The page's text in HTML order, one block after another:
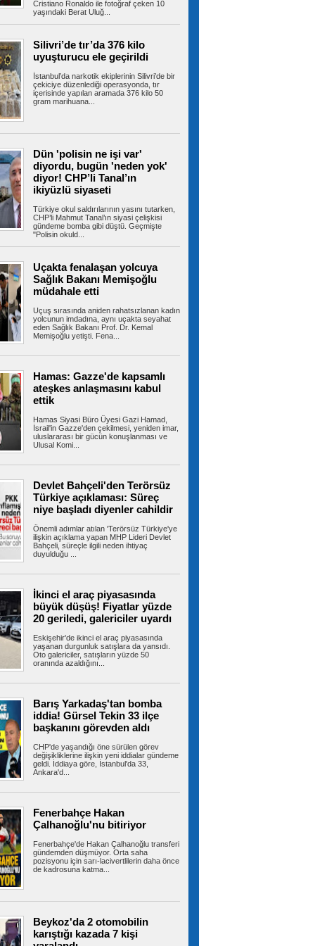
için dev yatırım
Kartal Belediyesi, kent yaşamı ile can dostların
kalitesini artıracak...
Ahbap soruşturmasında MASAK
tek tek incelendi! Kim ne kadar
Cumhuriyet Başsavcılığı'nın yürüttüğü
soruşturması kapsamında...
LGS'de İstanbul'un en yüksek
20 lisesi belli oldu
Geçiş Sistemi (LGS) ilk yerleştirme
açıklanmasının...
Milyonlarca emeklinin maaşında
yapılacak! Tutar netleşti
Güvenlik Kurumu'nun yılbaşından bu
uyguladığı geçmişe dönük prim...
İzmir Otogarı için tahliye kararı!
son noktayı koydu
Beylikdüzü’nde uyuşturucu
62 kilo eroin ve metamfetamin
geçirildi
Beylikdüzü ilçesinde iki ev ve bir
polis ekiplerince...
İstanbul'da tahliye edilen bina
4 katlı boş bir bina çöktü.
Yaralının olmadığı öğrenilirken,...
Şehit ve gazilere yeni haklar
kanun teklifi komisyondan geçti
İttifakı tarafından hazırlanan ve
sunulan şehit ve gazilere yeni...
yıktı!
3. eleme turu ilk maçında...
Avcılar’da otomobil ile çarpışan
sürücüsü ağır yaralandı
otomobil ile çarpışan motosikletin
ağır yaralandı....
2 yaralı
İzmir Otoyolu Orhangazi Tüneli'nde
kamyona arkadan çarptığı...
Ümraniye Belediyesi'nden
gençlere yönelik projeler
Belediyesi, gençlerin üniversite
Cristiano Ronaldo ile fotoğraf çeken 10
yaşındaki Berat Uluğ...
Silivri’de tır’da 376 kilo
uyuşturucu ele geçirildi
İstanbul’da narkotik ekiplerinin Silivri’de bir
çekiciye düzenlediği operasyonda, tır
içerisinde yapılan aramada 376 kilo 50
gram marihuana...
Dün 'polisin ne işi var'
diyordu, bugün 'neden yok'
diyor! CHP’li Tanal’ın
ikiyüzlü siyaseti
Türkiye okul saldırılarının yasını tutarken,
CHP’li Mahmut Tanal’ın siyasi çelişkisi
gündeme bomba gibi düştü. Geçmişte
"Polisin okuld...
Uçakta fenalaşan yolcuya
Sağlık Bakanı Memişoğlu
müdahale etti
Uçuş sırasında aniden rahatsızlanan kadın
yolcunun imdadına, aynı uçakta seyahat
eden Sağlık Bakanı Prof. Dr. Kemal
Memişoğlu yetişti. Fena...
Hamas: Gazze'de kapsamlı
ateşkes anlaşmasını kabul
ettik
Hamas Siyasi Büro Üyesi Gazi Hamad,
İsrail'in Gazze'den çekilmesi, yeniden imar,
uluslararası bir gücün konuşlanması ve
Ulusal Komi...
Devlet Bahçeli'den Terörsüz
Türkiye açıklaması: Süreç
niye başladı diyenler cahildir
Önemli adımlar atılan 'Terörsüz Türkiye'ye
ilişkin açıklama yapan MHP Lideri Devlet
Bahçeli, süreçle ilgili neden ihtiyaç
duyulduğu ...
İkinci el araç piyasasında
büyük düşüş! Fiyatlar yüzde
20 geriledi, galericiler uyardı
Eskişehir'de ikinci el araç piyasasında
yaşanan durgunluk satışlara da yansıdı.
Oto galericiler, satışların yüzde 50
oranında azaldığını...
Barış Yarkadaş'tan bomba
iddia! Gürsel Tekin 33 ilçe
başkanını görevden aldı
CHP'de yaşandığı öne sürülen görev
değişikliklerine ilişkin yeni iddialar gündeme
geldi. İddiaya göre, İstanbul'da 33,
Ankara'd...
Fenerbahçe Hakan
Çalhanoğlu'nu bitiriyor
Fenerbahçe'de Hakan Çalhanoğlu transferi
gündemden düşmüyor. Orta saha
pozisyonu için sarı-lacivertlilerin daha önce
de kadrosuna katma...
Beykoz'da 2 otomobilin
karıştığı kazada 7 kişi